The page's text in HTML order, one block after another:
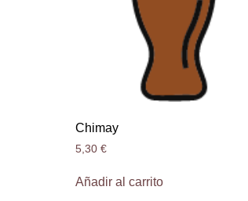
Chimay
5,30€
Añadir al carrito